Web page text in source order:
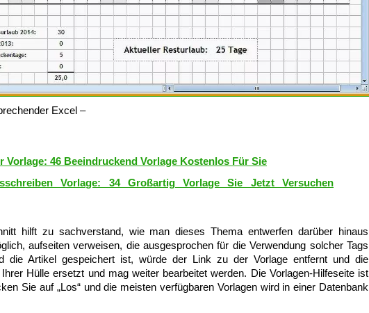
Excel –
Vorlage: 46 Beeindruckend Vorlage Kostenlos Für Sie
Vorlage: 34 Großartig Vorlage Sie Jetzt Versuchen
hilft zu sachverstand, wie man dieses Thema entwerfen darüber hinaus
aufseiten verweisen, die ausgesprochen für die Verwendung solcher Tags
die Artikel gespeichert ist, würde der Link zu der Vorlage entfernt und die
Hülle ersetzt und mag weiter bearbeitet werden. Die Vorlagen-Hilfeseite ist
Sie auf „Los“ und die meisten verfügbaren Vorlagen wird in einer Datenbank